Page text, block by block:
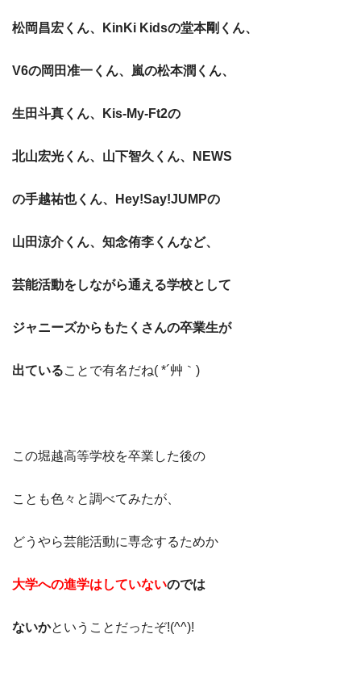
松岡昌宏くん、KinKi Kidsの堂本剛くん、
V6の岡田准一くん、嵐の松本潤くん、
生田斗真くん、Kis-My‐Ft2の
北山宏光くん、山下智久くん、NEWS
の手越祐也くん、Hey!Say!JUMPの
山田涼介くん、知念侑李くんなど、
芸能活動をしながら通える学校として
ジャニーズからもたくさんの卒業生が
出ていることで有名だね( *´艸｀)
この堀越高等学校を卒業した後の
ことも色々と調べてみたが、
どうやら芸能活動に専念するためか
大学への進学はしていないのでは
ないかということだったぞ!(^^)!